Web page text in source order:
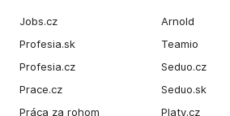
Jobs.cz
Profesia.sk
Profesia.cz
Prace.cz
Práca za rohom
Arnold
Teamio
Seduo.cz
Seduo.sk
Platy.cz